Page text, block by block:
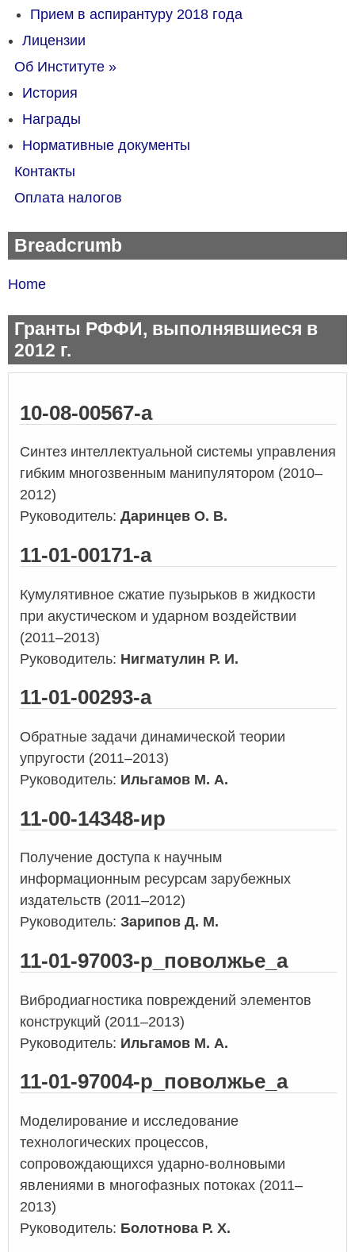
Прием в аспирантуру 2018 года
Лицензии
Об Институте »
История
Награды
Нормативные документы
Контакты
Оплата налогов
Breadcrumb
Home
Гранты РФФИ, выполнявшиеся в
2012 г.
10-08-00567-а
Синтез интеллектуальной системы управления
гибким многозвенным манипулятором (2010–
2012)
Руководитель: Даринцев О. В.
11-01-00171-а
Кумулятивное сжатие пузырьков в жидкости
при акустическом и ударном воздействии
(2011–2013)
Руководитель: Нигматулин Р. И.
11-01-00293-а
Обратные задачи динамической теории
упругости (2011–2013)
Руководитель: Ильгамов М. А.
11-00-14348-ир
Получение доступа к научным
информационным ресурсам зарубежных
издательств (2011–2012)
Руководитель: Зарипов Д. М.
11-01-97003-р_поволжье_а
Вибродиагностика повреждений элементов
конструкций (2011–2013)
Руководитель: Ильгамов М. А.
11-01-97004-р_поволжье_а
Моделирование и исследование
технологических процессов,
сопровождающихся ударно-волновыми
явлениями в многофазных потоках (2011–
2013)
Руководитель: Болотнова Р. Х.